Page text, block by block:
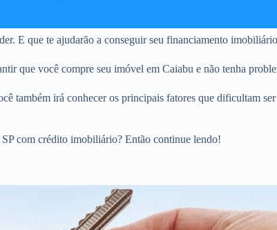
E que te ajudarão a conseguir seu financiamento
que você compre seu imóvel em Caiabu e não tenha
também irá conhecer os principais fatores que dificultam
com crédito imobiliário? Então continue lendo!